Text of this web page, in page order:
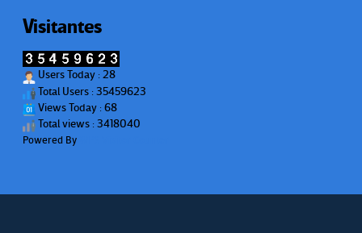
Visitantes
Users Today : 28
Total Users : 35459623
Views Today : 68
Total views : 3418040
Powered By